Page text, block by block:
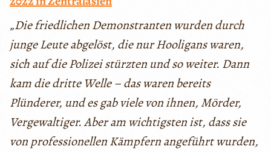
„Die friedlichen Demonstranten wurden durch
junge Leute abgelöst, die nur Hooligans waren,
sich auf die Polizei stürzten und so weiter. Dann
kam die dritte Welle – das waren bereits
Plünderer, und es gab viele von ihnen, Mörder,
Vergewaltiger. Aber am wichtigsten ist, dass sie
von professionellen Kämpfern angeführt wurden,